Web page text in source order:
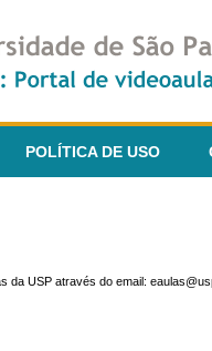
POLÍTICA DE USO
da USP através do email: